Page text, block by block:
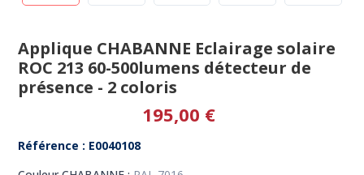
Applique CHABANNE Eclairage solaire
ROC 213 60-500lumens détecteur de
présence - 2 coloris
195,00 €
Référence : E0040108